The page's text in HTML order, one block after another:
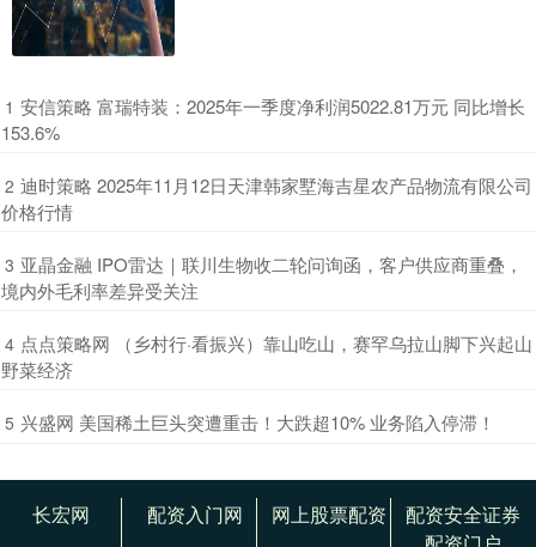
1 ​安信策略 富瑞特装：2025年一季度净利润5022.81万元 同比增长
153.6%
2 ​迪时策略 2025年11月12日天津韩家墅海吉星农产品物流有限公司
价格行情
3 ​亚晶金融 IPO雷达｜联川生物收二轮问询函，客户供应商重叠，
境内外毛利率差异受关注
4 ​点点策略网 （乡村行·看振兴）靠山吃山，赛罕乌拉山脚下兴起山
野菜经济
5 ​兴盛网 美国稀土巨头突遭重击！大跌超10% 业务陷入停滞！
长宏网 配资入门网 网上股票配资
配资安全证券